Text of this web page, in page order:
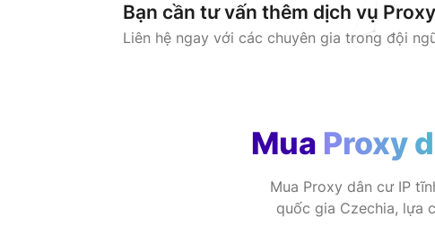
Bạn cần tư vấn thêm dịch vụ
Liên hệ ngay với các chuyên gia trong đội
Mua Proxy
Mua Proxy dân cư IP
quốc gia Czechia, lựa